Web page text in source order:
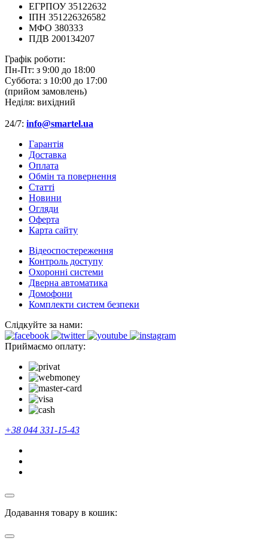
ЕГРПОУ 35122632
ІПН 351226326582
МФО 380333
ПДВ 200134207
Графік роботи:
Пн-Пт: з 9:00 до 18:00
Суббота: з 10:00 до 17:00
(прийом замовлень)
Неділя: вихідний
24/7: info@smartel.ua
Гарантія
Доставка
Оплата
Обмін та повернення
Cтатті
Новини
Огляди
Оферта
Карта сайту
Відеоспостереження
Контроль доступу
Охоронні системи
Дверна автоматика
Домофони
Комплекти систем безпеки
Слідкуйте за нами:
Приймаємо оплату:
+38 044 331-15-43
Додавання товару в кошик: